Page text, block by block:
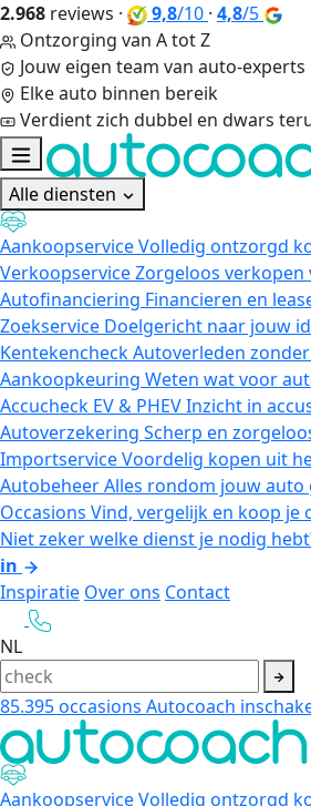
2.968 reviews · 9,8/10 · 4,8/5
Ontzorging van A tot Z
Jouw eigen team van auto-experts
Elke auto binnen bereik
Verdient zich dubbel en dwars
Alle diensten
AankoopserviceVolledig ontzorgd
VerkoopserviceZorgeloos verkopen
Autofinanciering Financieren en
Zoekservice Doelgericht naar jouw
KentekencheckAutoverleden
Aankoopkeuring Weten wat voor
Accucheck EV & PHEVInzicht in
Autoverzekering Scherp en
ImportserviceVoordelig kopen uit
AutobeheerAlles rondom jouw auto
Occasions Vind, vergelijk en koop je
Niet zeker welke dienst je nodig
in
Inspiratie Over ons Contact
NL
85.395occasions Autocoach
AankoopserviceVolledig ontzorgd